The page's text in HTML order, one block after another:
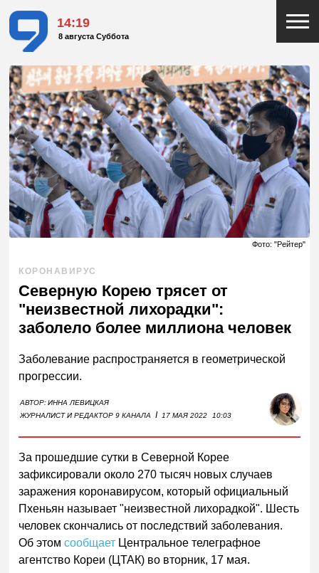
14:19
8 августа Суббота
Фото: "Рейтер"
КОРОНАВИРУС
Северную Корею трясет от
"неизвестной лихорадки":
заболело более миллиона человек
Заболевание распространяется в геометрической
прогрессии.
АВТОР:ИННА ЛЕВИЦКАЯ
ЖУРНАЛИСТ И РЕДАКТОР 9 КАНАЛА
I 17 МАЯ 2022 10:03
За прошедшие сутки в Северной Корее
зафиксировали около 270 тысяч новых случаев
заражения коронавирусом, который официальный
Пхеньян называет "неизвестной лихорадкой". Шесть
человек скончались от последствий заболевания.
Об этомсообщает Центральное телеграфное
агентство Кореи (ЦТАК) во вторник, 17 мая.